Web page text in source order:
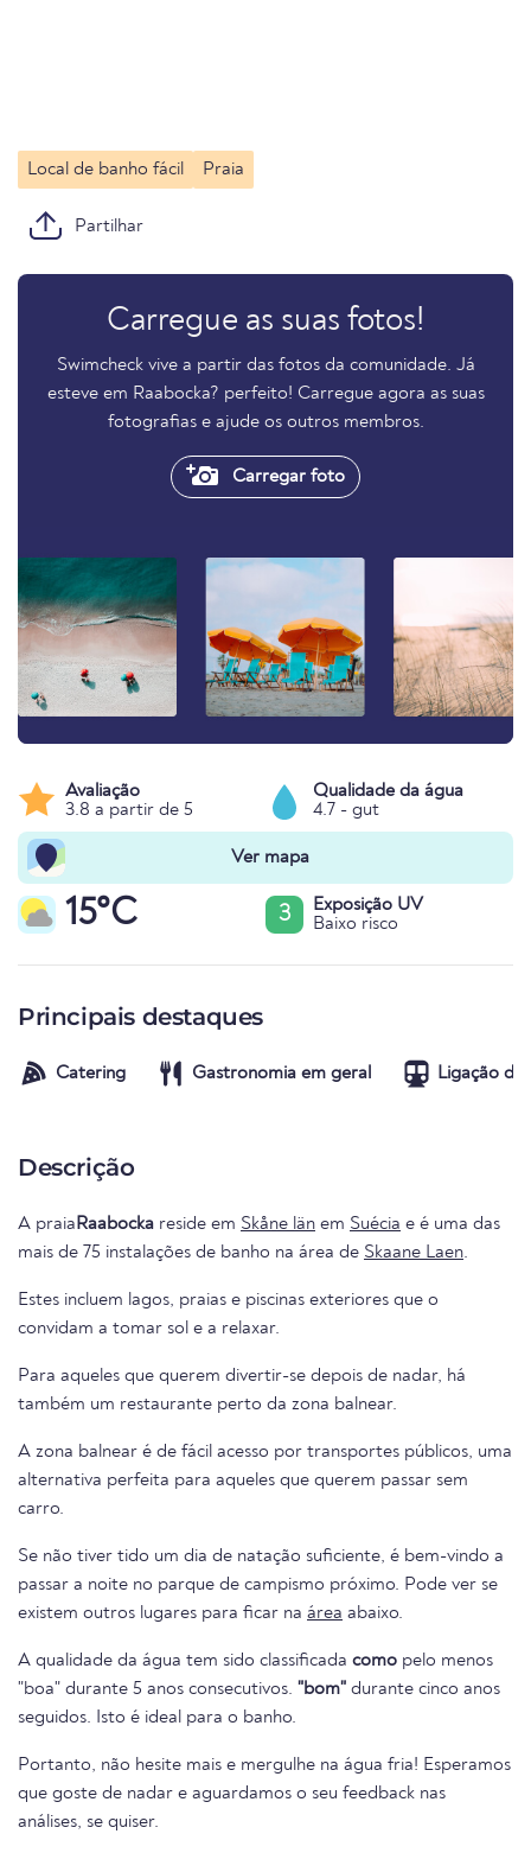
Local de banho fácil Praia
Partilhar
Carregue as suas fotos!
Swimcheck vive a partir das fotos da comunidade. Já
esteve em Raabocka? perfeito! Carregue agora as suas
fotografias e ajude os outros membros.
Carregar foto
Avaliação
3.8 a partir de 5
Qualidade da água
4.7 - gut
Ver mapa
15°C 3
Exposição UV
Baixo risco
Principais destaques
Catering Gastronomia em geral Ligação de
Descrição
A praiaRaabocka reside em Skåne län em Suécia e é uma das
mais de 75 instalações de banho na área de Skaane Laen.
Estes incluem lagos, praias e piscinas exteriores que o
convidam a tomar sol e a relaxar.
Para aqueles que querem divertir-se depois de nadar, há
também um restaurante perto da zona balnear.
A zona balnear é de fácil acesso por transportes públicos, uma
alternativa perfeita para aqueles que querem passar sem
carro.
Se não tiver tido um dia de natação suficiente, é bem-vindo a
passar a noite no parque de campismo próximo. Pode ver se
existem outros lugares para ficar na área abaixo.
A qualidade da água tem sido classificada como pelo menos
"boa" durante 5 anos consecutivos. "bom" durante cinco anos
seguidos. Isto é ideal para o banho.
Portanto, não hesite mais e mergulhe na água fria! Esperamos
que goste de nadar e aguardamos o seu feedback nas
análises, se quiser.